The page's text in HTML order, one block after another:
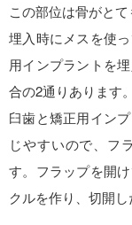
この部位は骨がと
埋入時にメスを使
用インプラントを
合の2通りあります
臼歯と矯正用イン
じやすいので、フ
す。フラップを開
クルを作り、切開